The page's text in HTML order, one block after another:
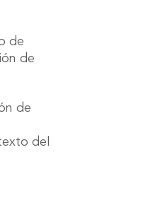
de
de
de
del